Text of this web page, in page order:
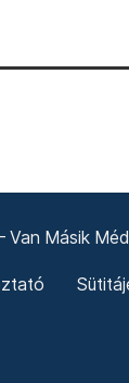
Másik